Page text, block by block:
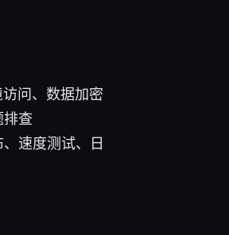
问、数据加密
排查
速度测试、日